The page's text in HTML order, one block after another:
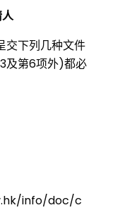
交下列几种文件
及第6项外)都必
info/doc/c